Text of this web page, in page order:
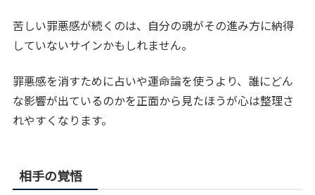
苦しい罪悪感が続くのは、自分の魂がその進み方に納得
していないサインかもしれません。
罪悪感を消すために占いや運命論を使うより、誰にどん
な影響が出ているのかを正面から見たほうが心は整理さ
れやすくなります。
相手の覚悟